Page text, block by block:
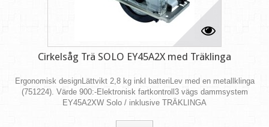
Cirkelsåg Trä SOLO EY45A2X med Träklinga
Ergonomisk designLättvikt 2,8 kg inkl batteriLev med en metallklinga
(751224). Värde 900:-Elektronisk fartkontroll3 vägs dammsystem
EY45A2XW Solo / inklusive TRÄKLINGA